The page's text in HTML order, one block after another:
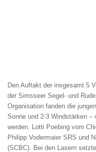
Den Auftakt der insgesamt 5
der Simsseer Segel- und
Organisation fanden die
Sonne und 2-3 Windstärken
werden. Lotti Poebing vom
Philipp Vodermaier SRS und
(SCBC). Bei den Lasern